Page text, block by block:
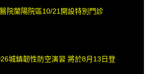
院蘭陽院區10/21開設特別門診
城鎮韌性防空演習 將於8月13日登